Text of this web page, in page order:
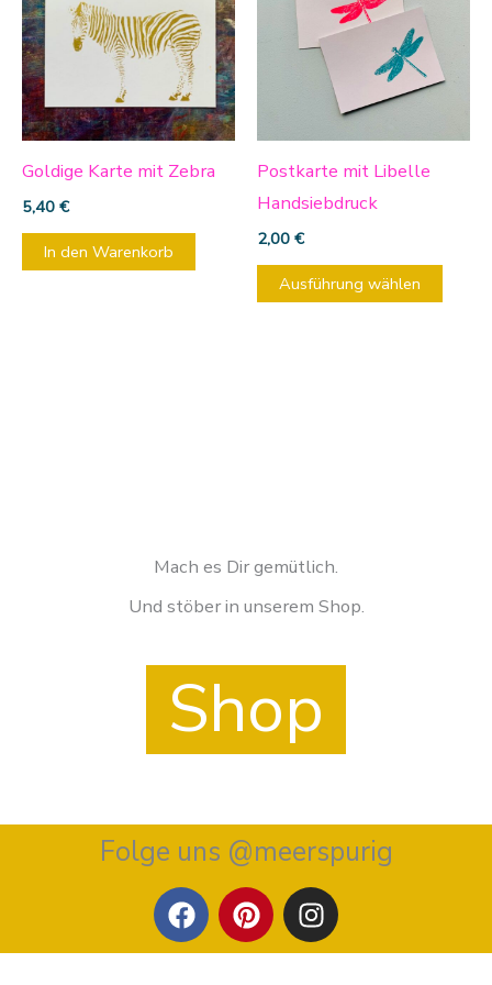
Goldige Karte mit Zebra
5,40 €
In den Warenkorb
Postkarte mit Libelle
Handsiebdruck
2,00 €
Ausführung wählen
der
Mach es Dir gemütlich.
Und stöber in unserem Shop.
Shop
Folge uns @meerspurig
F
a
c
P
i
n
I
n
s